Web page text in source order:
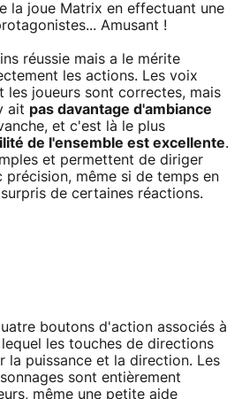
la joue Matrix en effectuant une
Amusant !
réussie mais a le mérite
les actions. Les voix
les joueurs sont correctes, mais
ait pas davantage d'ambiance
et c'est là le plus
de l'ensemble est excellente.
et permettent de diriger
précision, même si de temps en
de certaines réactions.
boutons d'action associés à
les touches de directions
la puissance et la direction. Les
sont entièrement
même une petite aide